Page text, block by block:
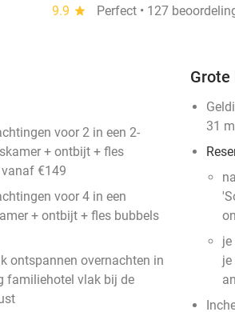
9.9 star
Perfect • 127
voor 2 in een 2-
+ ontbijt + fles
€149
voor 4 in een
+ ontbijt + fles bubbels
ontspannen overnachten in
familiehotel vlak bij de
31